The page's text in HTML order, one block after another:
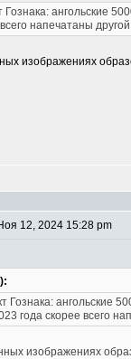
ангольские
напечатаны
изображениях
12, 2024 15:28 pm
Гознака: ангольские
года скорее всего
изображениях